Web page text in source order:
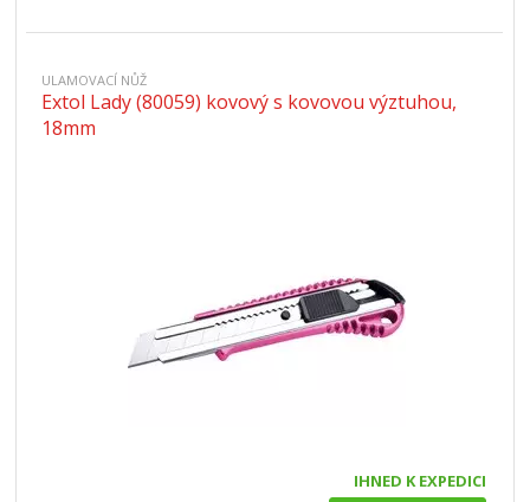
ULAMOVACÍ NŮŽ
Extol Lady (80059) kovový s kovovou výztuhou,
18mm
IHNED K EXPEDICI